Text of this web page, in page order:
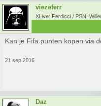
viezeferr
XLive: Ferdicci / PSN:
Kan je Fifa punten kopen via
21 sep 2016
Daz